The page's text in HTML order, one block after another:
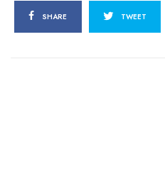
SHARE TWEET